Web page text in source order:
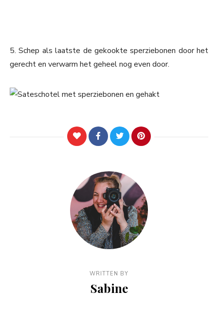
5. Schep als laatste de gekookte sperziebonen door het
gerecht en verwarm het geheel nog even door.
WRITTEN BY
Sabine